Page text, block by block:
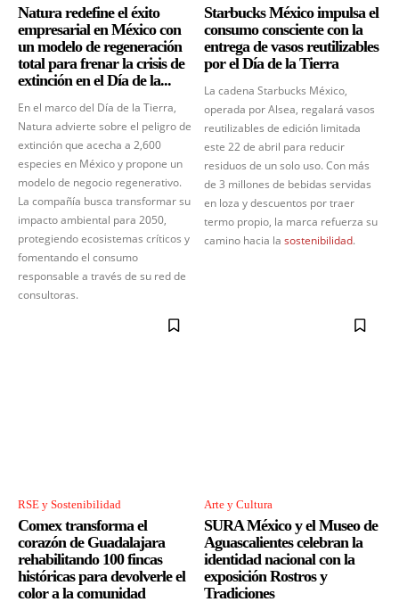
Natura redefine el éxito
empresarial en México con
un modelo de regeneración
total para frenar la crisis de
extinción en el Día de la...
En el marco del Día de la Tierra,
Natura advierte sobre el peligro de
extinción que acecha a 2,600
especies en México y propone un
modelo de negocio regenerativo.
La compañía busca transformar su
impacto ambiental para 2050,
protegiendo ecosistemas críticos y
fomentando el consumo
responsable a través de su red de
consultoras.
Starbucks México impulsa el
consumo consciente con la
entrega de vasos reutilizables
por el Día de la Tierra
La cadena Starbucks México,
operada por Alsea, regalará vasos
reutilizables de edición limitada
este 22 de abril para reducir
residuos de un solo uso. Con más
de 3 millones de bebidas servidas
en loza y descuentos por traer
termo propio, la marca refuerza su
camino hacia la sostenibilidad.
RSE y Sostenibilidad
Comex transforma el
corazón de Guadalajara
rehabilitando 100 fincas
históricas para devolverle el
color a la comunidad
Arte y Cultura
SURA México y el Museo de
Aguascalientes celebran la
identidad nacional con la
exposición Rostros y
Tradiciones